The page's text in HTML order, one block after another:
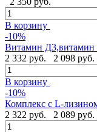
В корзину
-10%
Витамин Д3,витамин
2 332 руб.
2 098 руб.
В корзину
-10%
Комплекс с L-
2 322 руб.
2 089 руб.